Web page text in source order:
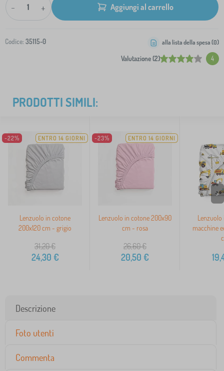
- + Aggiungi al carrello
Codice: 35115-0
Valutazione (2) 4
alla lista della spesa (0)
PRODOTTI SIMILI:
-22% ENTRO 14 GIORNI
Lenzuolo in cotone
200x120 cm - grigio
31,20€
24,30 €
-23% ENTRO 14 GIORNI
Lenzuolo in cotone 200x90
cm - rosa
26,60€
20,50 €
macchine
>
Descrizione
Foto utenti
Commenta